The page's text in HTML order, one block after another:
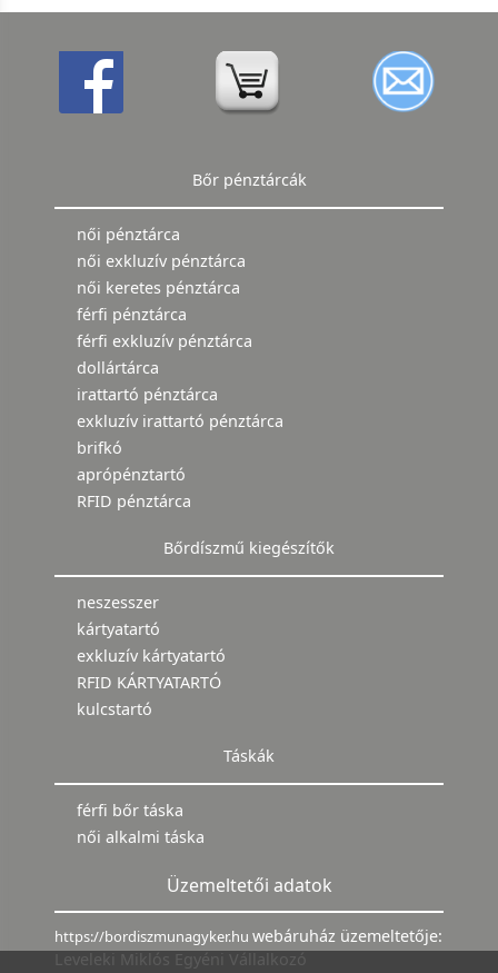
Bőr pénztárcák
női pénztárca
női exkluzív pénztárca
női keretes pénztárca
férfi pénztárca
férfi exkluzív pénztárca
dollártárca
irattartó pénztárca
exkluzív irattartó pénztárca
brifkó
aprópénztartó
RFID pénztárca
Bőrdíszmű kiegészítők
neszesszer
kártyatartó
exkluzív kártyatartó
RFID KÁRTYATARTÓ
kulcstartó
Táskák
férfi bőr táska
női alkalmi táska
Üzemeltetői adatok
https://bordiszmunagyker.hu webáruház üzemeltetője:
Leveleki Miklós Egyéni Vállalkozó